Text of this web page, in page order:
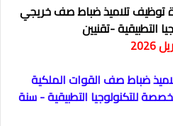
توظيف تلاميذ ضباط صف خريجي
التطبيقية -تقنيين
ضباط صف القوات الملكية
للتكنولوجيا التطبيقية - سنة